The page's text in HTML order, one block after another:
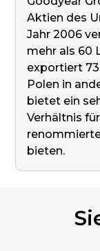
Aktien des
Jahr 2006
mehr als 60
exportiert
Polen in
bietet ein
Verhältnis
bieten.